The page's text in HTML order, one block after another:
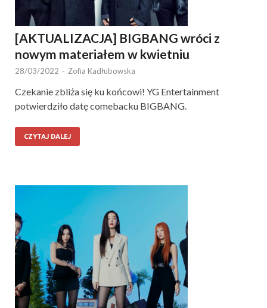
[AKTUALIZACJA] BIGBANG wróci z
nowym materiałem w kwietniu
28/03/2022 - Zofia Kadłubowska
Czekanie zbliża się ku końcowi! YG Entertainment
potwierdziło datę comebacku BIGBANG.
CZYTAJ DALEJ